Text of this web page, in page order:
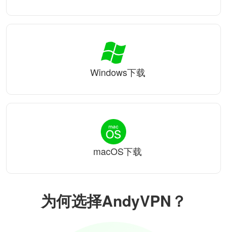
为何选择AndyVPN？
Windows下载
macOS下载